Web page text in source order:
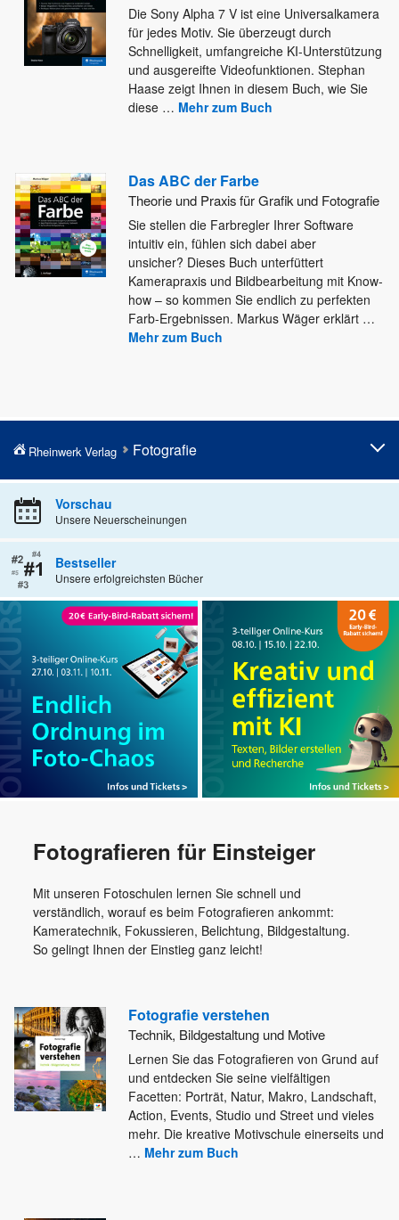
Die Sony Alpha 7 V ist eine Universalkamera
für jedes Motiv. Sie überzeugt durch
Schnelligkeit, umfangreiche KI-Unterstützung
und ausgereifte Videofunktionen. Stephan
Haase zeigt Ihnen in diesem Buch, wie Sie
diese … Mehr zum Buch
Das ABC der Farbe
Theorie und Praxis für Grafik und Fotografie
Sie stellen die Farbregler Ihrer Software
intuitiv ein, fühlen sich dabei aber
unsicher? Dieses Buch unterfüttert
Kamerapraxis und Bildbearbeitung mit Know-
how – so kommen Sie endlich zu perfekten
Farb-Ergebnissen. Markus Wäger erklärt …
Mehr zum Buch
Fotografieren für Einsteiger
Mit unseren Fotoschulen lernen Sie schnell und
verständlich, worauf es beim Fotografieren ankommt:
Kameratechnik, Fokussieren, Belichtung, Bildgestaltung.
So gelingt Ihnen der Einstieg ganz leicht!
Fotografie verstehen
Technik, Bildgestaltung und Motive
Lernen Sie das Fotografieren von Grund auf
und entdecken Sie seine vielfältigen
Facetten: Porträt, Natur, Makro, Landschaft,
Action, Events, Studio und Street und vieles
mehr. Die kreative Motivschule einerseits und
… Mehr zum Buch
Rheinwerk Verlag Fotografie
Fotografieren lernen
Fototechnik
Fotogenres
Kamerahandbücher
Geschenke für Fotografen
Vorschau
Unsere Neuerscheinungen
Bestseller
Unsere erfolgreichsten Bücher